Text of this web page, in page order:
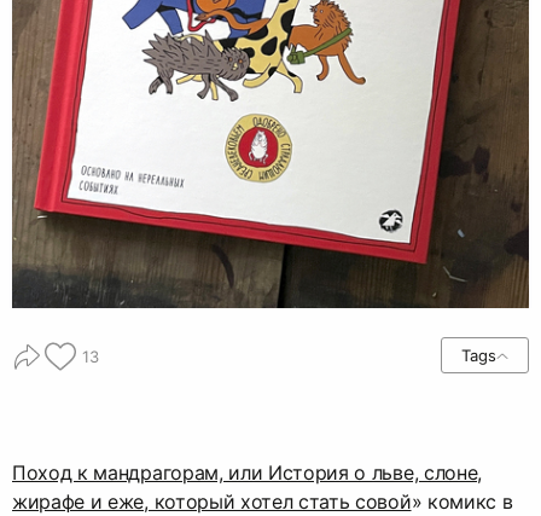
13 Tags
Поход к мандрагорам, или История о льве, слоне,
жирафе и еже, который хотел стать совой» комикс в